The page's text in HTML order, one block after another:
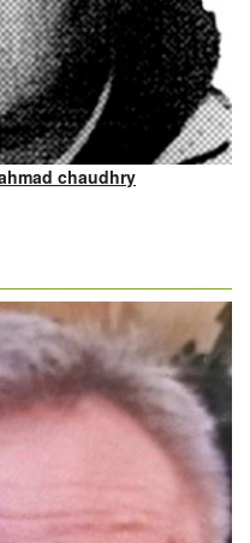
chaudhry